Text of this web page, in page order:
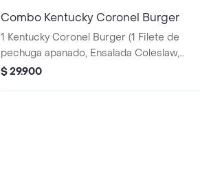
Combo Kentucky Coronel Burger
1 Kentucky Coronel Burger (1 Filete de
pechuga apanado, Ensalada Coleslaw,
BBQ y mantequilla) + 1 Papa Pequeña + 1
$ 29.900